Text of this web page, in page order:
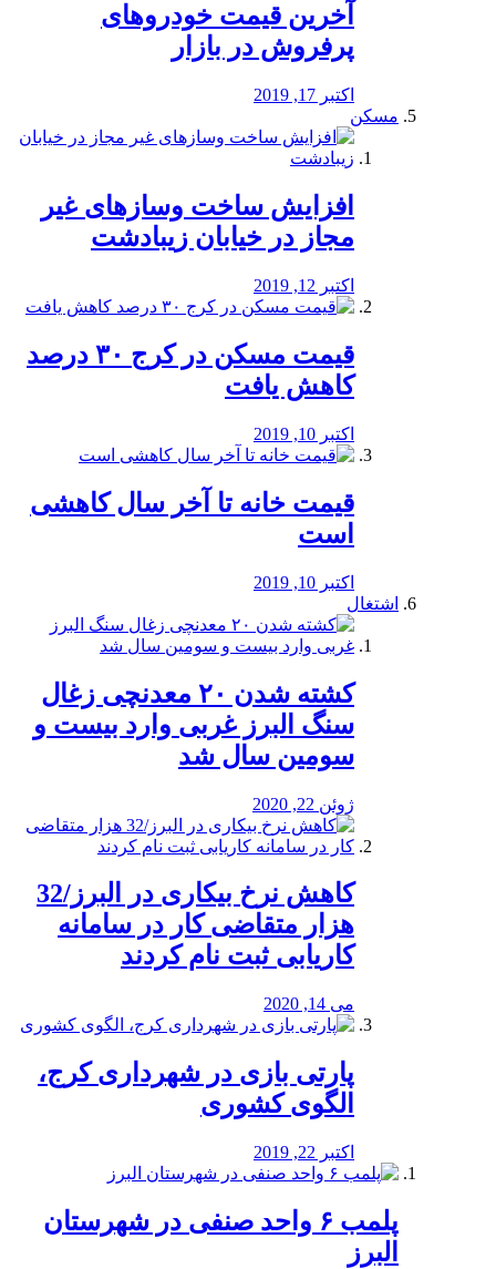
آخرین قیمت خودرو‌های
پرفروش در بازار
اکتبر 17, 2019
مسکن
افزایش ساخت وسازهای غیر
مجاز در خیابان زیبادشت
اکتبر 12, 2019
️قیمت مسکن در کرج ۳۰ درصد
کاهش یافت
اکتبر 10, 2019
قیمت خانه تا آخر سال کاهشی
است
اکتبر 10, 2019
اشتغال
کشته شدن ۲۰ معدنچی زغال
سنگ البرز غربی وارد بیست و
سومین سال شد
ژوئن 22, 2020
کاهش نرخ بیکاری در البرز/32
هزار متقاضی کار در سامانه
کاریابی ثبت نام کردند
می 14, 2020
پارتی بازی در شهرداری کرج،
الگوی کشوری
اکتبر 22, 2019
پلمب ۶ واحد صنفی در شهرستان
البرز